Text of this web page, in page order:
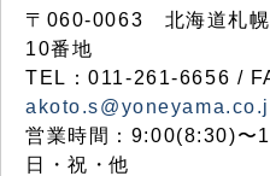
〒060-0063 北海道札幌
10番地
TEL：011-261-6656 /
営業時間：9:00(8:30)〜
日・祝・他